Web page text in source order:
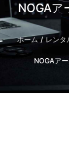
NOGA
ホーム レンタ
NOGAア